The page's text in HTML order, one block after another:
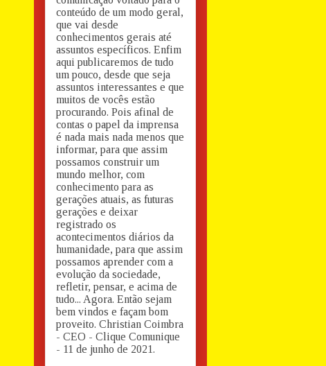
conteúdo de um modo geral,
que vai desde
conhecimentos gerais até
assuntos específicos. Enfim
aqui publicaremos de tudo
um pouco, desde que seja
assuntos interessantes e que
muitos de vocês estão
procurando. Pois afinal de
contas o papel da imprensa
é nada mais nada menos que
informar, para que assim
possamos construir um
mundo melhor, com
conhecimento para as
gerações atuais, as futuras
gerações e deixar
registrado os
acontecimentos diários da
humanidade, para que assim
possamos aprender com a
evolução da sociedade,
refletir, pensar, e acima de
tudo... Agora. Então sejam
bem vindos e façam bom
proveito. Christian Coimbra
- CEO - Clique Comunique
- 11 de junho de 2021.